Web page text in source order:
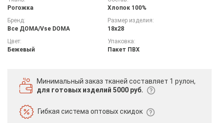
Рогожка
Хлопок 100%
Бренд:
Все ДOMA/Vse DOMA
Размер изделия:
18х28
Цвет:
Бежевый
Упаковка:
Пакет ПВХ
Минимальный заказ тканей составляет 1 рулон,
для готовых изделий 5000 руб.
Гибкая системаоптовых скидок